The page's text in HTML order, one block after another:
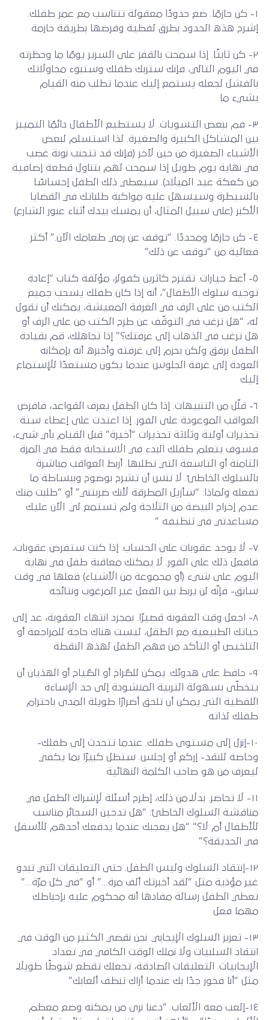
١- كن حازمًا. ضع حدودًا معقولة تتناسب مع عمر طفلك.
إشرح هذه الحدود بطرق لفظية وفرضها بطريقة حازمة
٢- كن ثابتًا. إذا سمحت بالقفز على السرير يومًا ما وحظرته
في اليوم التالي، فإنك ستربك طفلك وستبوء محاولاتك
بالفشل لجعله يستمع إليك عندما تطلب منه القيام
بشيء ما
٣- فم ببعض التسويات. لا يستطيع الأطفال دائمًا التمييز
بين المشاكل الكبيرة والصغيرة. لذا استسلم لبعض
الأشياء الصغيرة من حين لآخر (فإنك قد تتجنب نوبة غضب
في نهاية يوم طويل إذا سمحت لهم بتناول قطعة إضافية
من كعكة عيد الميلاد). سيعطي ذلك الطفل إحساسًا
بالسيطرة وسيسهل عليه مواكبة طلباتك في القضايا
الأكبر (على سبيل المثال، أن يمسك بيدك أثناء عبور الشارع)
٤- كن حازمًا ومحددًا. “توقف عن رمي طعامك الآن.” أكثر
فعالية من “توقف عن ذلك”
٥- أعط خيارات. تقترح كاثرين كفولز، مؤلفة كتاب “إعادة
توجيه سلوك الأطفال”، أنه إذا كان طفلك يسحب جميع
الكتب من على الرف في الغرفة المعيشة، يمكنك أن تقول
له، “هل ترغب في التوقّف عن طرح الكتب من على الرف أو
هل ترغب في الذهاب إلى غرفتك؟” إذا تجاهلك، قم بقيادة
الطفل برفق ولكن بحزم إلى غرفته وأخبره أنه بإمكانه
العودة إلى غرفة الجلوس عندما يكون مستعدًا للإستماع
إليك
٦- قلّل من التنبيهات. إذا كان الطفل يعرف القواعد، فافرض
العواقب الموعودة على الفور. إذا اعتدت على إعطاء ستة
تحذيرات أولية وثلاثة تحذيرات “أخيرة” قبل القيام بأي شيء،
فسوف يتعلم طفلك البدء في الاستجابة فقط في المرة
الثامنة أو التاسعة التي تطلبها. أربط العواقب مباشرة
بالسلوك الخاطئ. لا تنس أن تشرح بوضوح وببساطة ما
تفعله ولماذا: “سأزيل المطرقة لأنك ضربتني” أو “طلبت منك
عدم إخراج البيضة من الثلاجة ولم تستمع لي. الآن عليك
مساعدتي في تنظيفه “
٧- لا يوجد عقوبات على الحساب. إذا كنت ستفرض عقوبات،
فافعل ذلك على الفور. لا يمكنك معاقبة طفل في نهاية
اليوم على شيء (أو مجموعة من الأشياء) فعلها في وقت
سابق- فإنّه لن يربط بين الفعل غير المرغوب ونتائجه
٨- اجعل وقت العقوبة قصيرًا. بمجرد انتهاء العقوبة، عد إلى
حياتك الطبيعية مع الطقل، ليست هناك حاجة للمراجعة أو
التلخيص أو التأكد من فهم الطفل لهذه النقطة
٩- حافظ على هدوئك. يمكن للصّراخ أو الصّياح أو الهذيان أن
يتخطّى بسهولة التربية المنشودة إلى حد الإساءة
اللفظية التي يمكن أن تلحق أضرارًا طويلة المدى باحترام
طفلك لذاته
١٠-إنزل إلى مستوى طفلك. عندما تتحدث إلى طفلك-
وخاصة للنقد- إركع أو إجلس. ستظل كبيرًا بما يكفي
ليعرف من هو صاحب الكلمة النهائية
١١- لا تحاضر. بدلاً من ذلك، إطرح أسئلة لإشراك الطفل في
مناقشة السلوك الخاطئ: “هل تدخين السجائر مناسب
للأطفال أم لا؟” “هل يعجبك عندما يدفعك أحدهم للأسفل
في الحديقة؟”
١٢-إنتقاد السلوك وليس الطفل. حتى التعليقات التي تبدو
غير مؤذية مثل “لقد أخبرتك ألف مرة…” أو “في كل مرّة…”
تعطي الطفل رسالة مفادها أنه محكوم عليه بإحباطك
مهما فعل
١٣- تعزيز السلوك الإيجابي. نحن نقضي الكثير من الوقت في
انتقاد السلبيات ولا نملك الوقت الكافي في تعداد
الإيجابيات. التعليقات الصادقة، تجعلك تقطع شوطًا طويلاً
مثل “أنا فخور جدًا بك عندما أراك تنظف ألعابك”
١٤-إلعب معه الألعاب. “دعنا نرى من يمكنه وضع معظم